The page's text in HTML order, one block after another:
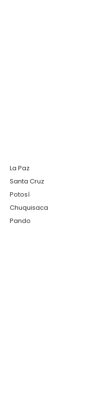
La Paz
Santa Cruz
Potosí
Chuquisaca
Pando